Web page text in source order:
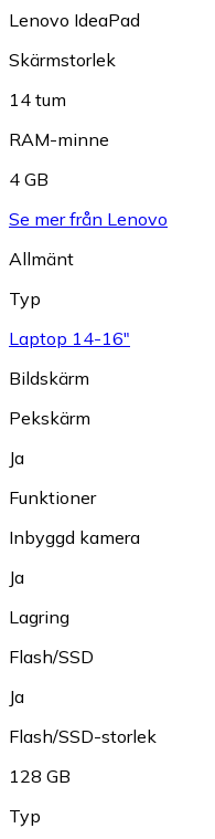
Lenovo IdeaPad
Skärmstorlek
14 tum
RAM-minne
4 GB
Se mer från Lenovo
Allmänt
Typ
Laptop 14-16"
Bildskärm
Pekskärm
Ja
Funktioner
Inbyggd kamera
Ja
Lagring
Flash/SSD
Ja
Flash/SSD-storlek
128 GB
Typ